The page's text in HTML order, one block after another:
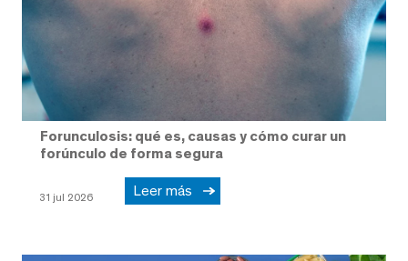
Forunculosis: qué es, causas y cómo curar un
forúnculo de forma segura
31 jul 2026 Leer más